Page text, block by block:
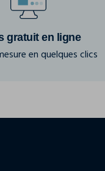
gratuit en ligne
en quelques clics